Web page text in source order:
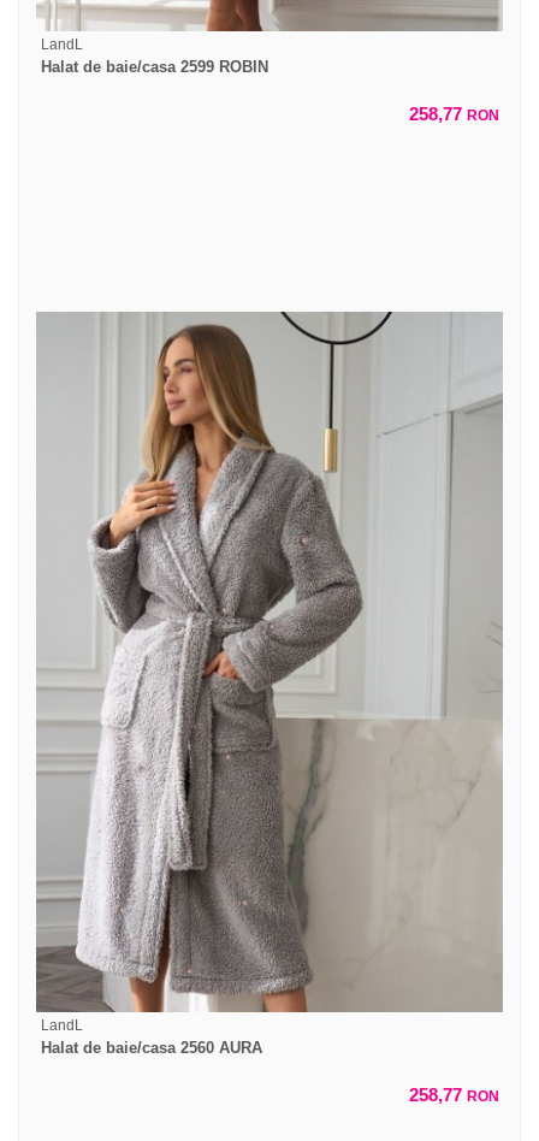
LandL
Halat de baie/casa 2599 ROBIN
258,77 RON
LandL
Halat de baie/casa 2560 AURA
258,77 RON